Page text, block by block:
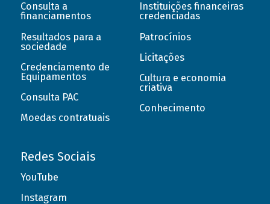
Consulta a
financiamentos
Resultados para a
sociedade
Credenciamento de
Equipamentos
Consulta PAC
Moedas contratuais
Instituições financeiras
credenciadas
Patrocínios
Licitações
Cultura e economia
criativa
Conhecimento
Redes Sociais
YouTube
Instagram